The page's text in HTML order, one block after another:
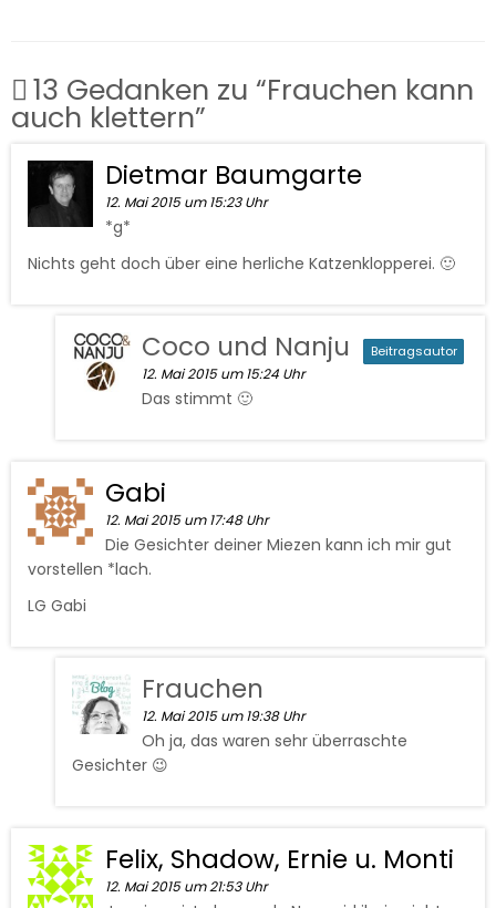
13 Gedanken zu “Frauchen kann
auch klettern”
Dietmar Baumgarte
12. Mai 2015 um 15:23 Uhr
*g*
Nichts geht doch über eine herliche Katzenklopperei. 🙂
Coco und Nanju Beitragsautor
12. Mai 2015 um 15:24 Uhr
Das stimmt 🙂
Gabi
12. Mai 2015 um 17:48 Uhr
Die Gesichter deiner Miezen kann ich mir gut
vorstellen *lach.
LG Gabi
Frauchen
12. Mai 2015 um 19:38 Uhr
Oh ja, das waren sehr überraschte
Gesichter 😉
Felix, Shadow, Ernie u. Monti
12. Mai 2015 um 21:53 Uhr